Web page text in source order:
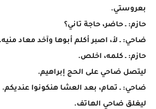
بعروستي.
حازم: ـ حاضر، حاجة تاني؟
ضاحي: ـ لأ، اصبر أكلم أبوها وآخد معاد منيه.
حازم: ـ كلمه، اخلص.
ليتصل ضاحي على الحج إبراهيم.
ضاحي: ـ تمام، بعد العشا هنكونوا عنديكم.
ليغلق ضاحي الهاتف.